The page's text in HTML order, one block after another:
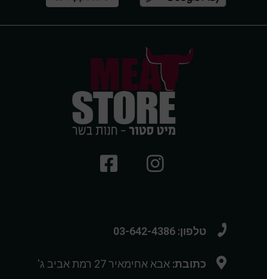
טלפון: 03-642-4386
כתובת: אבא אחימאיר 27 רמת אביב ג'